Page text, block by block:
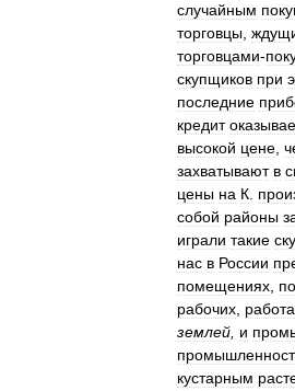
случайным
торговцы
торговцами-
скупщиков при
последние
кредит
высокой цене
захватывают в
цены на К
собой районы
играли такие
нас в России
помещениях
рабочих
землей и
кустарным